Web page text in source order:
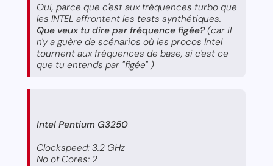
Oui, parce que c'est aux fréquences turbo que
les INTEL affrontent les tests synthétiques.
Que veux tu dire par fréquence figée?(car il
n'y a guère de scénarios où les procos Intel
tournent aux fréquences de base, si c'est ce
que tu entends par "figée" )
Intel Pentium G3250
Clockspeed: 3.2 GHz
No of Cores: 2